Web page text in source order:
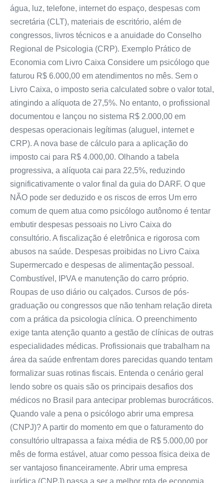
água, luz, telefone, internet do espaço, despesas com
secretária (CLT), materiais de escritório, além de
congressos, livros técnicos e a anuidade do Conselho
Regional de Psicologia (CRP). Exemplo Prático de
Economia com Livro Caixa Considere um psicólogo que
faturou R$ 6.000,00 em atendimentos no mês. Sem o
Livro Caixa, o imposto seria calculated sobre o valor total,
atingindo a alíquota de 27,5%. No entanto, o profissional
documentou e lançou no sistema R$ 2.000,00 em
despesas operacionais legítimas (aluguel, internet e
CRP). A nova base de cálculo para a aplicação do
imposto cai para R$ 4.000,00. Olhando a tabela
progressiva, a alíquota cai para 22,5%, reduzindo
significativamente o valor final da guia do DARF. O que
NÃO pode ser deduzido e os riscos de erros Um erro
comum de quem atua como psicólogo autônomo é tentar
embutir despesas pessoais no Livro Caixa do
consultório. A fiscalização é eletrônica e rigorosa com
abusos na saúde. Despesas proibidas no Livro Caixa
Supermercado e despesas de alimentação pessoal.
Combustível, IPVA e manutenção do carro próprio.
Roupas de uso diário ou calçados. Cursos de pós-
graduação ou congressos que não tenham relação direta
com a prática da psicologia clínica. O preenchimento
exige tanta atenção quanto a gestão de clínicas de outras
especialidades médicas. Profissionais que trabalham na
área da saúde enfrentam dores parecidas quando tentam
formalizar suas rotinas fiscais. Entenda o cenário geral
lendo sobre os quais são os principais desafios dos
médicos no Brasil para antecipar problemas burocráticos.
Quando vale a pena o psicólogo abrir uma empresa
(CNPJ)? A partir do momento em que o faturamento do
consultório ultrapassa a faixa média de R$ 5.000,00 por
mês de forma estável, atuar como pessoa física deixa de
ser vantajoso financeiramente. Abrir uma empresa